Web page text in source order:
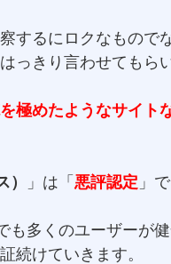
するにロクなもので
っきり言わせてもら
極めたようなサイト
」は「 悪評認定 」
も多くのユーザーが
続けていきます。